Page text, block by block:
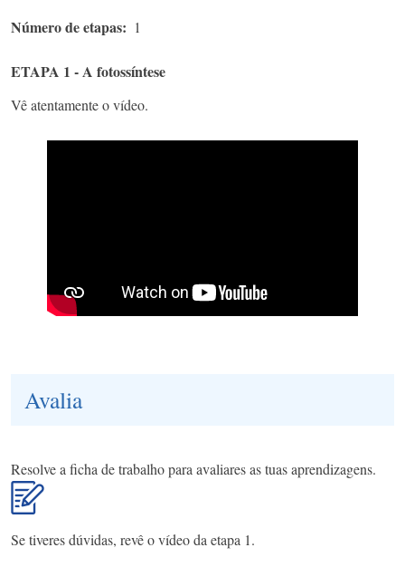
Número de etapas 1
ETAPA 1 - A fotossíntese
Vê atentamente o vídeo.
Avalia
Resolve a ficha de trabalho para avaliares as tuas aprendizagens.
Se tiveres dúvidas, revê o vídeo da etapa 1.